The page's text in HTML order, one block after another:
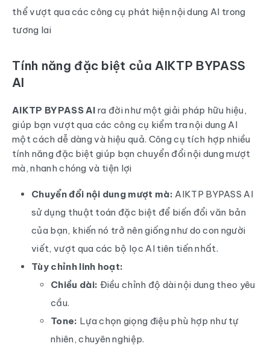
thể vượt qua các công cụ phát hiện nội dung AI trong
tương lai
Tính năng đặc biệt của AIKTP BYPASS
AI
AIKTP BYPASS AI ra đời như một giải pháp hữu hiệu,
giúp bạn vượt qua các công cụ kiểm tra nội dung AI
một cách dễ dàng và hiệu quả. Công cụ tích hợp nhiều
tính năng đặc biệt giúp bạn chuyển đổi nội dung mượt
mà, nhanh chóng và tiện lợi
Chuyển đổi nội dung mượt mà: AIKTP BYPASS AI
sử dụng thuật toán đặc biệt để biến đổi văn bản
của bạn, khiến nó trở nên giống như do con người
viết, vượt qua các bộ lọc AI tiên tiến nhất.
Tùy chỉnh linh hoạt:
Chiều dài: Điều chỉnh độ dài nội dung theo yêu
cầu.
Tone: Lựa chọn giọng điệu phù hợp như tự
nhiên, chuyên nghiệp.